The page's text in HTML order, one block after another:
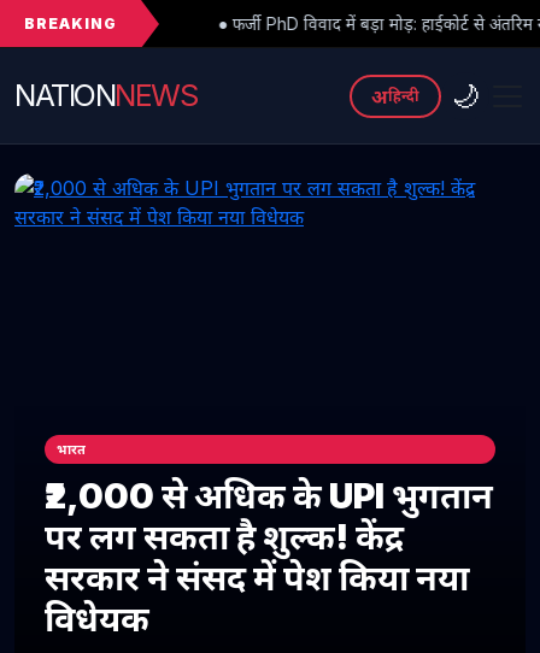
BREAKING
● फर्जी PhD विवाद में बड़ा मोड़: हाईकोर्ट से अंतरिम राहत के बाद 3 असिस्टेंट
NATIONNEWS अहिन्दी 🌙
भारत
₹2,000 से अधिक के UPI भुगतान
पर लग सकता है शुल्क! केंद्र
सरकार ने संसद में पेश किया नया
विधेयक